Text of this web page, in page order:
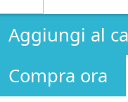
Aggiungi al
Compra ora